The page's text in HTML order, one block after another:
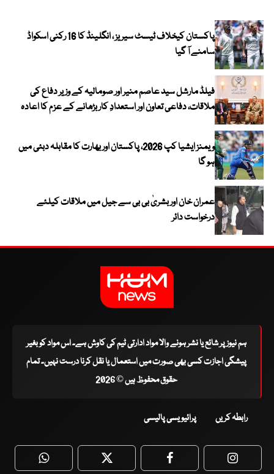
پاکستان کیخلاف ٹیسٹ سیریز ، انگلینڈ کا 16 رکنی اسکواڈ
سامنے آ گیا
فیلڈ مارشل سید عاصم منیر اور صومالیہ کے وزیر دفاع کی
ملاقات، دفاعی تعاون اور استعدادِ کار بڑھانے کے عزم کا اعادہ
ویمنز ایشیا کپ 2026، پاکستان اور بھارت کا مقابلہ دبئی میں
ہو گا
عمران خان اور بشریٰ بی بی سے جیل میں ملاقات کیلئے
درخواست دائر
ہم نیوز پر شائع یا نشر ہونے والا مواد ادارتی ٹیم کی کاوش ہے۔ اس مواد کو بغیر
پیشگی اجازت کسی بھی صورت میں استعمال یا نقل کرنا درست نہیں۔ تمام
حقوق محفوظ ہیں © 2026
رابطہ کریں پرائیویسی پالیسی
WhatsApp Twitter Facebook